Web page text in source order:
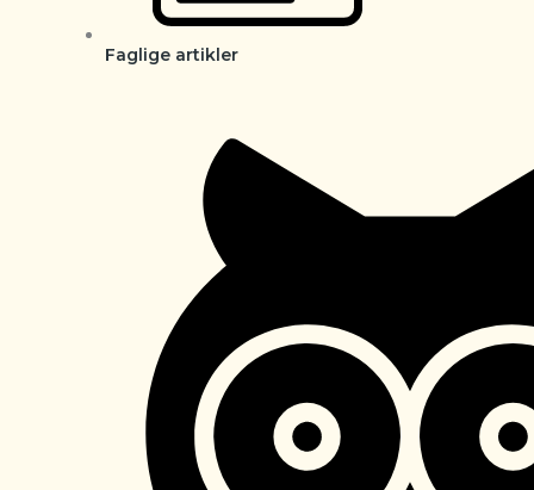
Faglige artikler